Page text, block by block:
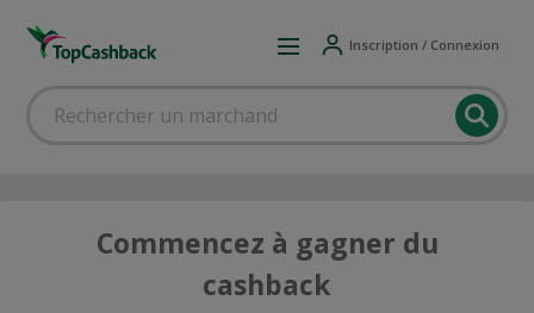
Inscription / Connexion
Commencez à gagner du
cashback